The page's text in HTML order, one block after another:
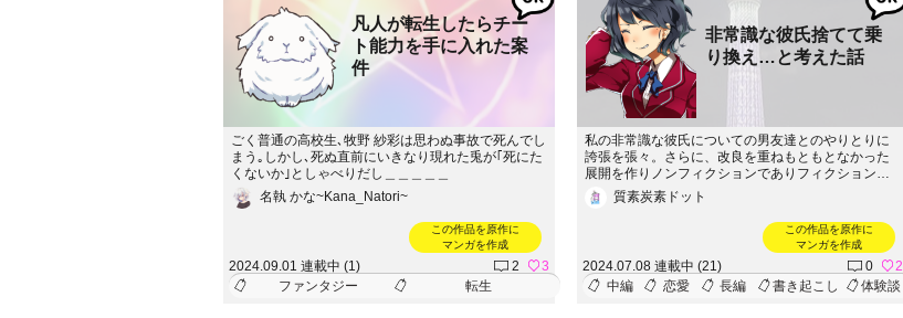
凡人が転生したらチー
ト能力を手に入れた案
件
ごく普通の高校生､牧野 紗彩は思わぬ事故で死んでし
まう｡しかし､死ぬ直前にいきなり現れた兎が｢死にた
くないか｣としゃべりだし＿＿＿＿＿
名執 かな~Kana_Natori~
この作品を原作に
マンガを作成
2024.09.01 連載中 (1) 2
3
ファンタジー
転生
非常識な彼氏捨てて乗
り換え…と考えた話
私の非常識な彼氏についての男友達とのやりとりに
誇張を張々。さらに、改良を重ねもともとなかった
展開を作りノンフィクションでありフィクションな
ものを作った………11話から新章スタート！『考え
た話』を飛び越えた『乗り換えスタート編』が始ま
質素炭素ドット
この作品を原作に
マンガを作成
2024.07.08 連載中 (21) 0
2
中編
恋愛 長編 書き起こし 体験談